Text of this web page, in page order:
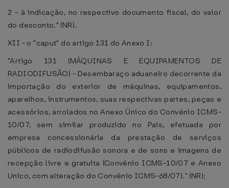
2 - à indicação, no respectivo documento fiscal, do valor
do desconto." (NR).
XII - o "caput" do artigo 131 do Anexo I:
"Artigo 131 (MÁQUINAS E EQUIPAMENTOS DE
RADIODIFUSÃO) - Desembaraço aduaneiro decorrente da
importação do exterior de máquinas, equipamentos,
aparelhos, instrumentos, suas respectivas partes, peças e
acessórios, arrolados no Anexo Único do Convênio ICMS-
10/07, sem similar produzido no País, efetuada por
empresa concessionária da prestação de serviços
públicos de radiodifusão sonora e de sons e imagens de
recepção livre e gratuita (Convênio ICMS-10/07 e Anexo
Unico, com alteração do Convênio ICMS-68/07)." (NR);